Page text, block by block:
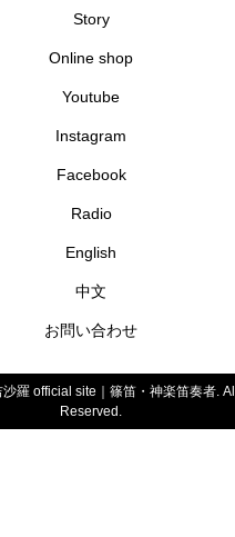
Story
Online shop
Youtube
Instagram
Facebook
Radio
English
中文
お問い合わせ
沙羅 official site｜篠笛・神楽笛奏者.
Reserved.